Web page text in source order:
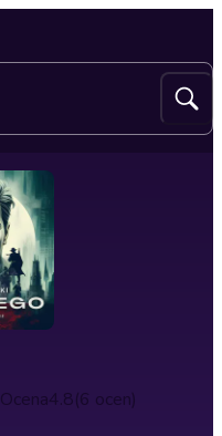
Ocena4.8(6 ocen)